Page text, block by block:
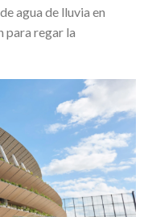
agua de lluvia en
para regar la